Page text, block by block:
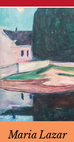
Maria Lazar